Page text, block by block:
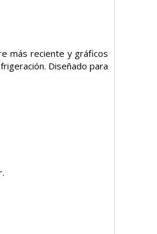
más reciente y gráficos
Diseñado para